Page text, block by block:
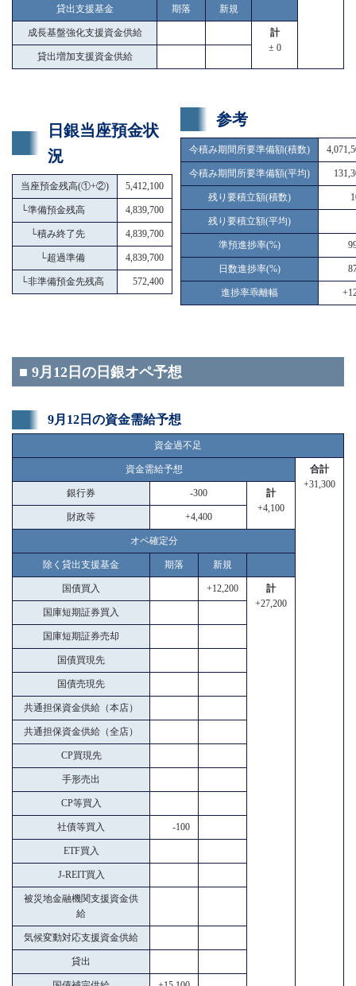
貸出支援基金 期落 新規
成長基盤強化支援資金供給
計
± 0
貸出増加支援資金供給
日銀当座預金状
況
当座預金残高(①+②) 5,412,100
└準備預金残高 4,839,700
└積み終了先 4,839,700
└超過準備 4,839,700
└非準備預金先残高 572,400
参考
今積み期間所要準備額(積数)
今積み期間所要準備額(平均)
残り要積立額(積数)
残り要積立額(平均)
準預進捗率(%)
日数進捗率(%)
進捗率乖離幅
■ 9月12日の日銀オペ予想
9月12日の資金需給予想
資金過不足
資金需給予想
合計
+31,300
銀行券 -300
計
+4,100
財政等 +4,400
オペ確定分
除く貸出支援基金 期落 新規
国債買入 +12,200
計
+27,200
国庫短期証券買入
国庫短期証券売却
国債買現先
国債売現先
共通担保資金供給（本店）
共通担保資金供給（全店）
CP買現先
手形売出
CP等買入
社債等買入 -100
ETF買入
J-REIT買入
被災地金融機関支援資金供
給
気候変動対応支援資金供給
貸出